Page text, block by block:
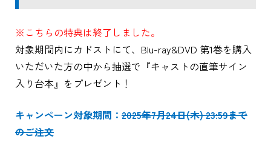
※こちらの特典は終了しました。
対象期間内にカドストにて、Blu-ray&DVD 第1巻を購入
いただいた方の中から抽選で『キャストの直筆サイン
入り台本』をプレゼント！
キャンペーン対象期間： 2025年7月24日(木) 23:59まで
のご注文